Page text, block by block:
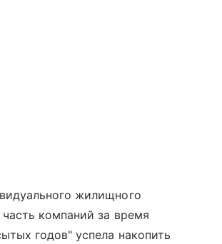
жилищного
компаний за время
годов" успела накопить